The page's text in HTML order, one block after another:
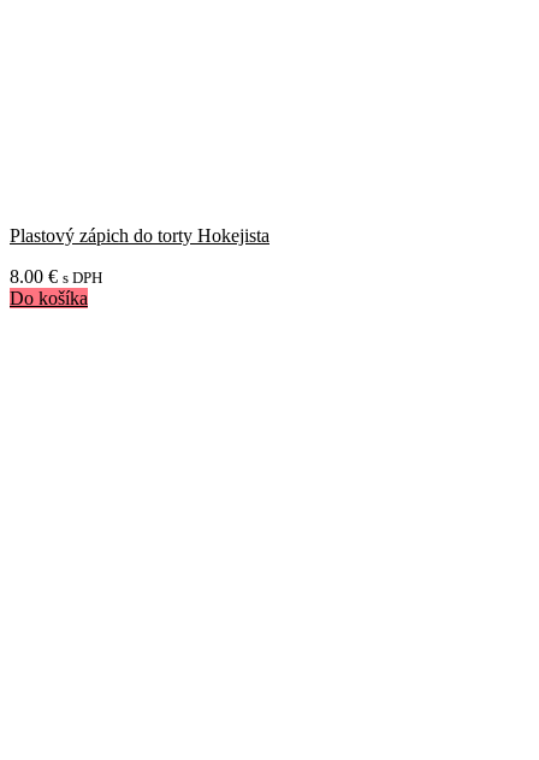
Plastový zápich do torty Hokejista
8.00 € s DPH
Do košíka